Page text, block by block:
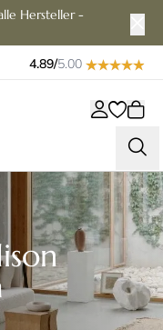
Hersteller -
4.89/5.00